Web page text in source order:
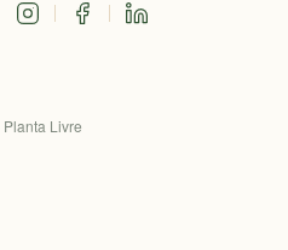
Planta Livre